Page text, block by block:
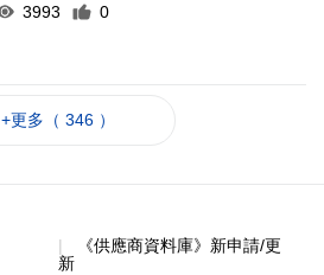
3993
0
+更多（ 346 ）
《供應商資料庫》新申請/更
新